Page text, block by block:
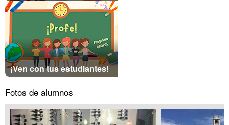
¡Ven con tus estudiantes!
Fotos de alumnos